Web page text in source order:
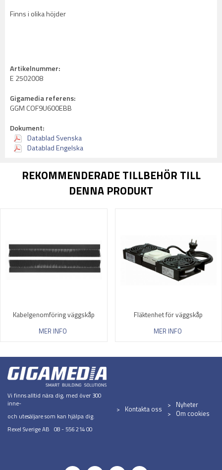
Finns i olika höjder
Artikelnummer:
E 2502008
Gigamedia referens:
GGM COF9U600EBB
Dokument:
Datablad Svenska
Datablad Engelska
REKOMMENDERADE TILLBEHÖR TILL
DENNA PRODUKT
Kabelgenomföring väggskåp
MER INFO
Fläktenhet för väggskåp
MER INFO
Vi finns alltid nära dig, med över 300
inne-
och utesäljare som kan hjälpa dig.
Rexel Sverige AB 08 - 556 214 00
Kontakta oss
Nyheter
Om cookies